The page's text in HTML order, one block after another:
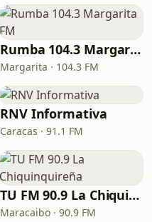
Rumba 104.3 Margarita FM
Margarita · 104.3 FM
RNV Informativa
Caracas · 91.1 FM
TU FM 90.9 La Chiquinquireña
Maracaibo · 90.9 FM